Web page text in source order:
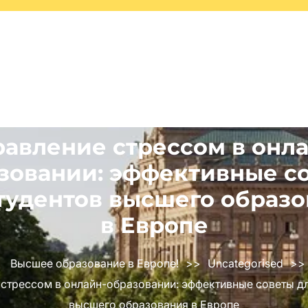
стрессом в
эффективные
высшего
в Европе
Высшее образование в Европе! >> Uncategorised >>
в онлайн-образовании: эффективные советы
высшего образования в Европе